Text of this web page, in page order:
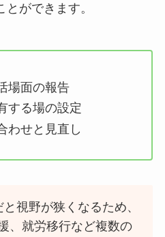
ができます。
場面の報告
する場の設定
わせと見直し
視野が狭くなるため、
、就労移行など複数の